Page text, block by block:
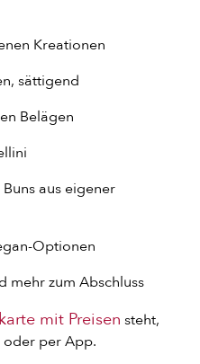
Kreationen
sättigend
Belägen
aus eigener
Optionen
mehr zum Abschluss
mit Preisen steht,
per App.